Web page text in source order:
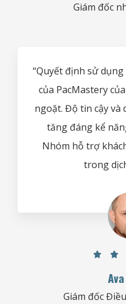
Giám đốc
“Quyết định sử
của PacMastery
ngoặt. Độ tin cậy và
tăng đáng kể
Nhóm hỗ trợ
trong
 
Giám đốc